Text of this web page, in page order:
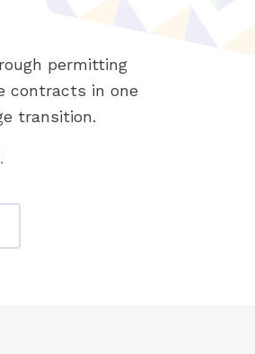
permitting
contracts in one
transition.